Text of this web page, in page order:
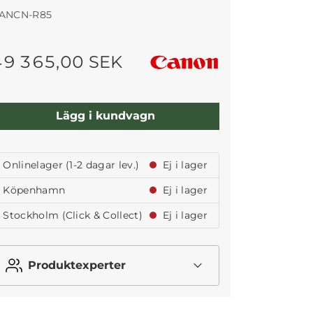
R85
365,00 SEK
Lägg i kundvagn
Onlinelager (1-2 dagar lev.)
Ej i lager
Köpenhamn
Ej i lager
Stockholm (Click & Collect)
Ej i lager
Produktexperter